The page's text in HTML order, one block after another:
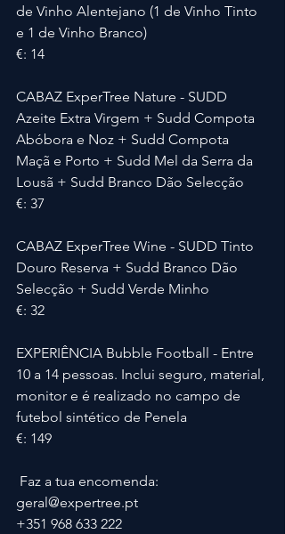
de Vinho Alentejano (1 de Vinho Tinto
e 1 de Vinho Branco)
€: 14
CABAZ ExperTree Nature - SUDD
Azeite Extra Virgem + Sudd Compota
Abóbora e Noz + Sudd Compota
Maçã e Porto + Sudd Mel da Serra da
Lousã + Sudd Branco Dão Selecção
€: 37
CABAZ ExperTree Wine - SUDD Tinto
Douro Reserva + Sudd Branco Dão
Selecção + Sudd Verde Minho
€: 32
EXPERIÊNCIA Bubble Football - Entre
10 a 14 pessoas. Inclui seguro, material,
monitor e é realizado no campo de
futebol sintético de Penela
€: 149
Faz a tua encomenda:
geral@expertree.pt
+351 968 633 222